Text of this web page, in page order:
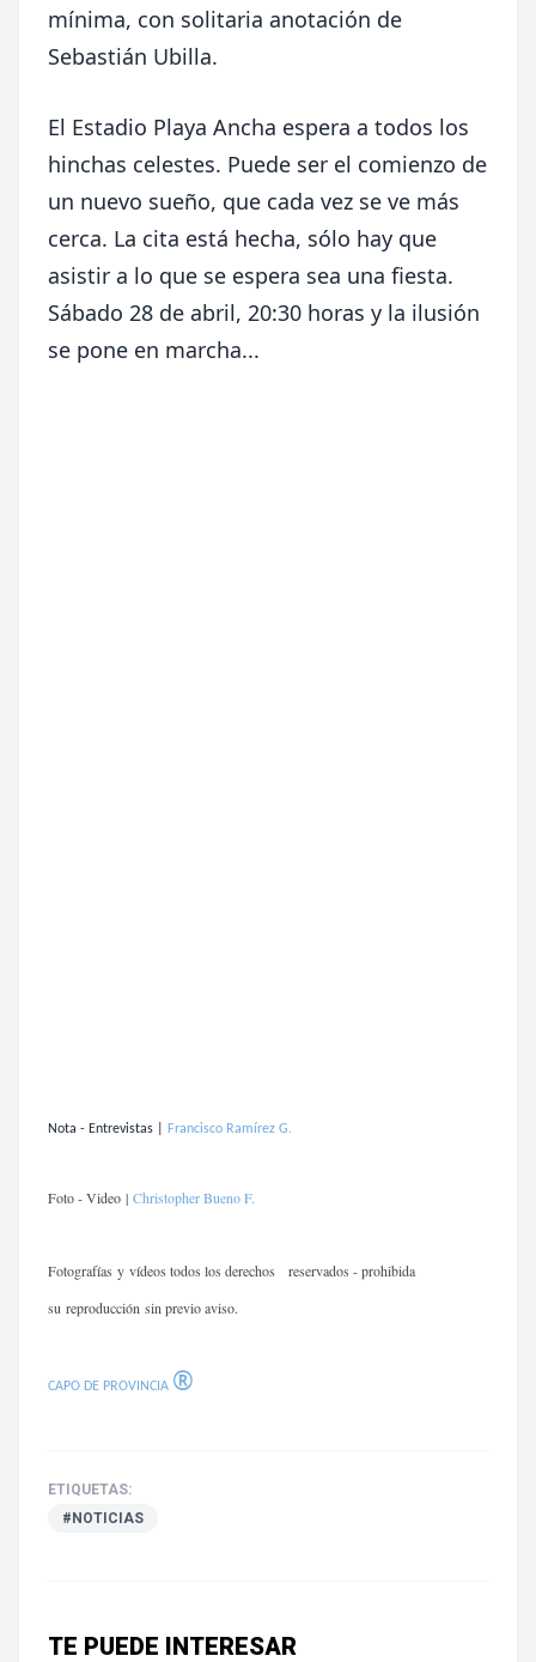
mínima, con solitaria anotación de
Sebastián Ubilla.
El Estadio Playa Ancha espera a todos los
hinchas celestes. Puede ser el comienzo de
un nuevo sueño, que cada vez se ve más
cerca. La cita está hecha, sólo hay que
asistir a lo que se espera sea una fiesta.
Sábado 28 de abril, 20:30 horas y la ilusión
se pone en marcha...
Nota - Entrevistas | Francisco Ramírez G.
Foto - Video | Christopher Bueno F.
Fotografías y vídeos todos los derechos
reservados - prohibida
su reproducción sin previo aviso.
CAPO DE PROVINCIA ®
ETIQUETAS:
#NOTICIAS
TE PUEDE INTERESAR